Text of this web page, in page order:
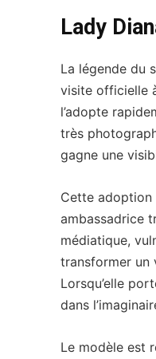
Lady
La légende du
visite officielle
l’adopte
très
gagne une
Cette adoption
ambassadrice
médiatique,
transformer un
Lorsqu’elle
dans
Le modèle est